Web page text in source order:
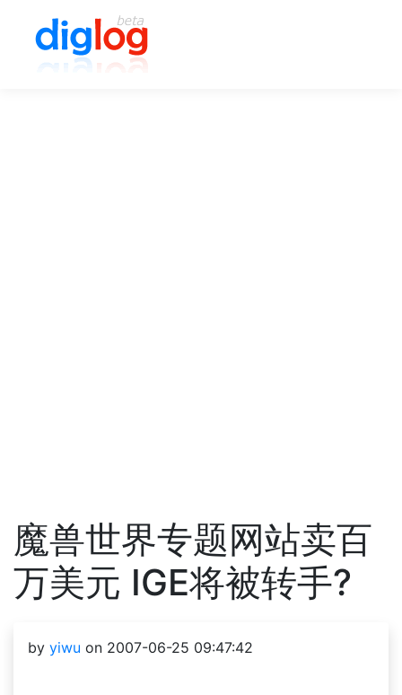
魔兽世界专题网站卖百
万美元 IGE将被转手?
by yiwu on 2007-06-25 09:47:42